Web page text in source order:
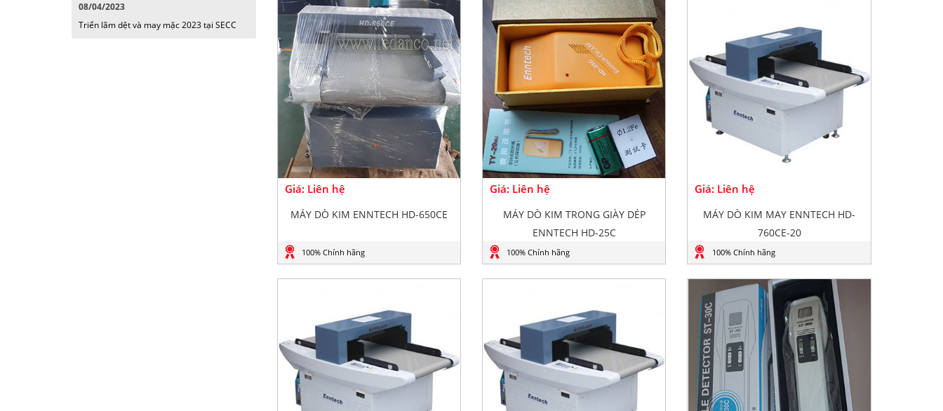
Giá: Liên hệ
MÁY DÒ KIM ENNTECH HD-650CE
100% Chính hãng
Giá: Liên hệ
MÁY DÒ KIM TRONG GIÀY DÉP
ENNTECH HD-25C
100% Chính hãng
Giá: Liên hệ
MÁY DÒ KIM MAY ENNTECH HD-
760CE-20
100% Chính hãng
08/04/2023
Triển lãm dệt và may mặc 2023 tại SECC